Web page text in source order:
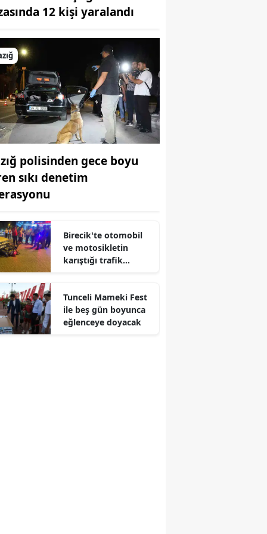
Bilecik
Bingöl
Bolu
Burdur
Bursa
Çanakkale
Çankırı
Denizli
Diyarbakır
Elazığ
Erzincan
12 kişi yaralandı
polisinden gece boyu
sıkı denetim
Birecik'te otomobil
ve motosikletin
karıştığı trafik
Tunceli Mameki Fest
ile beş gün boyunca
eğlenceye doyacak